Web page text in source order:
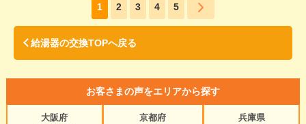
1 2 3 4 5
給湯器の交換TOPへ戻る
お客さまの声をエリアから探す
大阪府
京都府
兵庫県